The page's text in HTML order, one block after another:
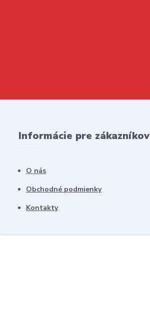
Informácie pre zákazníkov
O nás
Obchodné podmienky
Kontakty